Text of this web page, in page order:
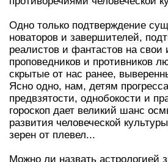
Одно только подтверждение
новаторов и завершителей,
реалистов и фантастов на свои
проповедников и противников
скрытые от нас ранее,
Ясно одно, нам, детям
предвзятости, однобокости и
гороскоп дает великий шанс
развития человеческой
зерен от плевел...
Можно ли назвать астрологией